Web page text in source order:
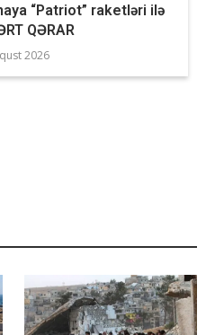
“Patriot” raketləri ilə
QƏRAR
2026